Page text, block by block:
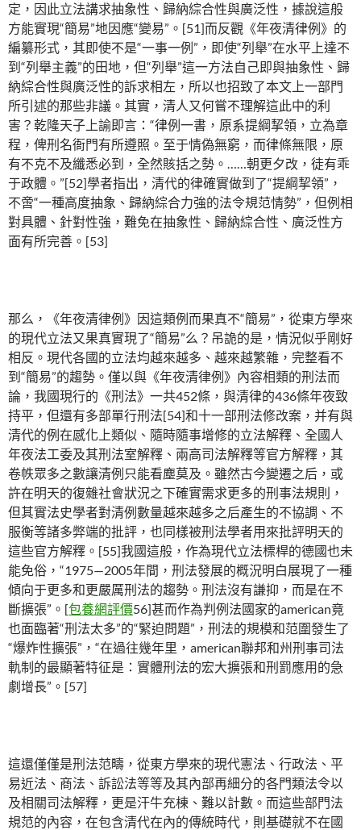
定，因此立法講求抽象性、歸納綜合性與廣泛性，據說這般
方能實現“簡易”地因應“變易”。[51]而反觀《年夜清律例》的
編纂形式，其即使不是“一事一例”，即使“列舉”在水平上達不
到“列舉主義”的田地，但“列舉”這一方法自己即與抽象性、歸
納綜合性與廣泛性的訴求相左，所以也招致了本文上一部門
所引述的那些非議。其實，清人又何嘗不理解這此中的利
害？乾隆天子上諭即言：“律例一書，原系提綱挈領，立為章
程，俾刑名衙門有所遵照。至于情偽無窮，而律條無限，原
有不克不及纖悉必到，全然賅括之勢。……朝更夕改，徒有乖
于政體。”[52]學者指出，清代的律確實做到了“提綱挈領”，
不啻“一種高度抽象、歸納綜合力強的法令規范情勢”，但例相
對具體、針對性強，難免在抽象性、歸納綜合性、廣泛性方
面有所完善。[53]
那么，《年夜清律例》因這類例而果真不“簡易”，從東方學來
的現代立法又果真實現了“簡易”么？吊詭的是，情況似乎剛好
相反。現代各國的立法均越來越多、越來越繁雜，完整看不
到“簡易”的趨勢。僅以與《年夜清律例》內容相類的刑法而
論，我國現行的《刑法》一共452條，與清律的436條年夜致
持平，但還有多部單行刑法[54]和十一部刑法修改案，并有與
清代的例在感化上類似、隨時隨事增修的立法解釋、全國人
年夜法工委及其刑法室解釋、兩高司法解釋等官方解釋，其
卷帙眾多之數讓清例只能看塵莫及。雖然古今變遷之后，或
許在明天的復雜社會狀況之下確實需求更多的刑事法規則，
但其實法史學者對清例數量越來越多之后產生的不協調、不
服衡等諸多弊端的批評，也同樣被刑法學者用來批評明天的
這些官方解釋。[55]我國這般，作為現代立法標桿的德國也未
能免俗，“1975—2005年間，刑法發展的概況明白展現了一種
傾向于更多和更嚴厲刑法的趨勢。刑法沒有謙抑，而是在不
斷擴張”。[包養網評價56]甚而作為判例法國家的american竟
也面臨著“刑法太多”的“緊迫問題”，刑法的規模和范圍發生了
“爆炸性擴張”，“在過往幾年里，american聯邦和州刑事司法
軌制的最顯著特征是：實體刑法的宏大擴張和刑罰應用的急
劇增長”。[57]
這還僅僅是刑法范疇，從東方學來的現代憲法、行政法、平
易近法、商法、訴訟法等等及其內部再細分的各門類法令以
及相關司法解釋，更是汗牛充棟、難以計數。而這些部門法
規范的內容，在包含清代在內的傳統時代，則基礎就不在國